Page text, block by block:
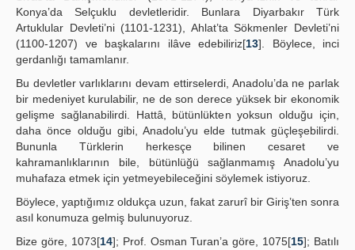
Konya’da Selçuklu devletleridir. Bunlara Diyarbakır Türk
Artuklular Devleti’ni (1101-1231), Ahlat’ta Sökmenler Devleti’ni
(1100-1207) ve başkalarını ilâve edebiliriz[13]. Böylece, inci
gerdanlığı tamamlanır.
Bu devletler varlıklarını devam ettirselerdi, Anadolu’da ne parlak
bir medeniyet kurulabilir, ne de son derece yüksek bir ekonomik
gelişme sağlanabilirdi. Hattâ, bütünlükten yoksun olduğu için,
daha önce olduğu gibi, Anadolu’yu elde tutmak güçleşebilirdi.
Bununla Türklerin herkesçe bilinen cesaret ve
kahramanlıklarının bile, bütünlüğü sağlanmamış Anadolu’yu
muhafaza etmek için yetmeyebileceğini söylemek istiyoruz.
Böylece, yaptığımız oldukça uzun, fakat zarurî bir Giriş’ten sonra
asıl konumuza gelmiş bulunuyoruz.
Bize göre, 1073[14]; Prof. Osman Turan’a göre, 1075[15]; Batılı